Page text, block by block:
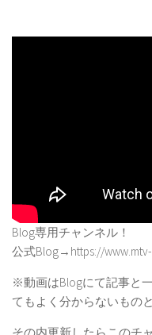
Blog専用チャンネル！
公式Blog→https://
※動画はBlogにて記事と
てもよく分からないもの